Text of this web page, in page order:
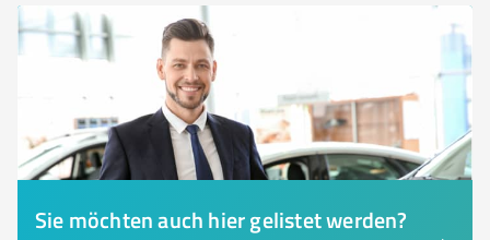
Sie möchten auch hier gelistet werden?